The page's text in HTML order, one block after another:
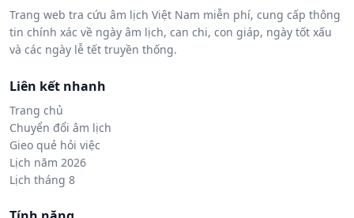
Trang web tra cứu âm lịch Việt Nam miễn phí, cung cấp thông
tin chính xác về ngày âm lịch, can chi, con giáp, ngày tốt xấu
và các ngày lễ tết truyền thống.
Liên kết nhanh
Trang chủ
Chuyển đổi âm lịch
Gieo quẻ hỏi việc
Lịch năm 2026
Lịch tháng 8